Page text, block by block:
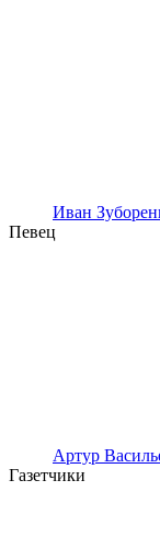
Иван
Певец
Артур
Газетчики